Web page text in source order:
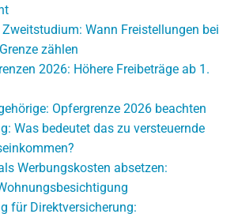
Wann Freistellungen bei
zählen
2026: Höhere Freibeträge ab 1.
Opfergrenze 2026 beachten
Was bedeutet das zu versteuernde
Werbungskosten absetzen:
für Direktversicherung: